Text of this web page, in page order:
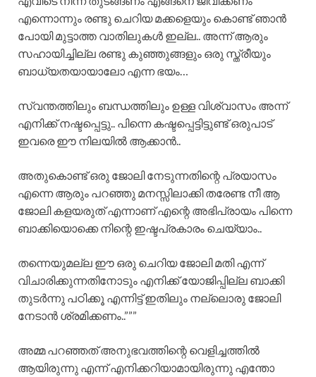
എന്നൊന്നും രണ്ടു ചെറിയ മക്കളെയും കൊണ്ട് ഞാൻ
പോയി മുട്ടാത്ത വാതിലുകൾ ഇല്ല.. അന്ന് ആരും
സഹായിച്ചില്ല രണ്ടു കുഞ്ഞുങ്ങളും ഒരു സ്ത്രീയും
ബാധ്യതയായാലോ എന്ന ഭയം…
സ്വന്തത്തിലും ബന്ധത്തിലും ഉള്ള വിശ്വാസം അന്ന്
എനിക്ക് നഷ്ടപ്പെട്ടു.. പിന്നെ കഷ്ടപ്പെട്ടിട്ടുണ്ട് ഒരുപാട്
ഇവരെ ഈ നിലയിൽ ആക്കാൻ..
അതുകൊണ്ട് ഒരു ജോലി നേടുന്നതിന്റെ പ്രയാസം
എന്നെ ആരും പറഞ്ഞു മനസ്സിലാക്കി തരേണ്ട നീ ആ
ജോലി കളയരുത് എന്നാണ് എന്റെ അഭിപ്രായം പിന്നെ
ബാക്കിയൊക്കെ നിന്റെ ഇഷ്ടപ്രകാരം ചെയ്യാം..
തന്നെയുമല്ല ഈ ഒരു ചെറിയ ജോലി മതി എന്ന്
വിചാരിക്കുന്നതിനോടും എനിക്ക് യോജിപ്പില്ല ബാക്കി
തുടർന്നു പഠിക്കൂ എന്നിട്ട് ഇതിലും നല്ലൊരു ജോലി
നേടാൻ ശ്രമിക്കണം..”””
അമ്മ പറഞ്ഞത് അനുഭവത്തിന്റെ വെളിച്ചത്തിൽ
ആയിരുന്നു എന്ന് എനിക്കറിയാമായിരുന്നു എന്തോ